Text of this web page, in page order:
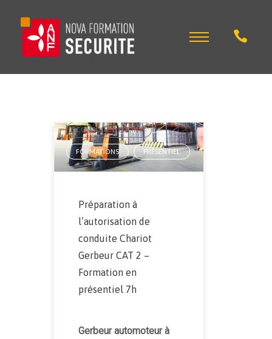
CONDUITE D'ENGINS ,
FORMATIONS , PRÉSENTIEL
Préparation à
l’autorisation de
conduite Chariot
Gerbeur CAT 2 –
Formation en
présentiel 7h
Gerbeur automoteur à